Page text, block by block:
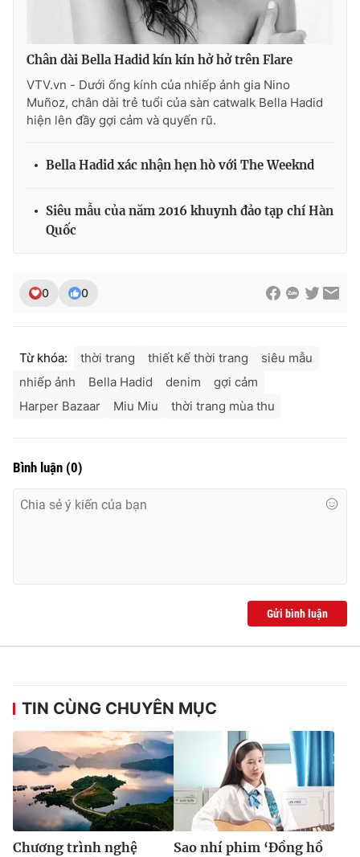
Ðiện thoại Thời báo VTV:024.66 897 897
toasoan@vtv.vn
Liên hệ quảng cáo:024-7300.7108
thuận bằng văn bản. Ghi rõ nguồn VTV.vn khi phát hành lại
Chân dài Bella Hadid kín kín hở hở trên Flare
VTV.vn - Dưới ống kính của nhiếp ảnh gia Nino
Muñoz, chân dài trẻ tuổi của sàn catwalk Bella Hadid
hiện lên đầy gợi cảm và quyến rũ.
Bella Hadid xác nhận hẹn hò với The Weeknd
Siêu mẫu của năm 2016 khuynh đảo tạp chí Hàn
Quốc
0 0
Từ khóa: thời trang thiết kế thời trang
siêu mẫu
nhiếp ảnh
Bella Hadid denim
gợi cảm
Harper Bazaar
Miu Miu thời trang mùa thu
Bình luận (0)
Gửi bình luận
TIN CÙNG CHUYÊN MỤC
Chương trình nghệ
Sao nhí phim ‘Đồng hồ